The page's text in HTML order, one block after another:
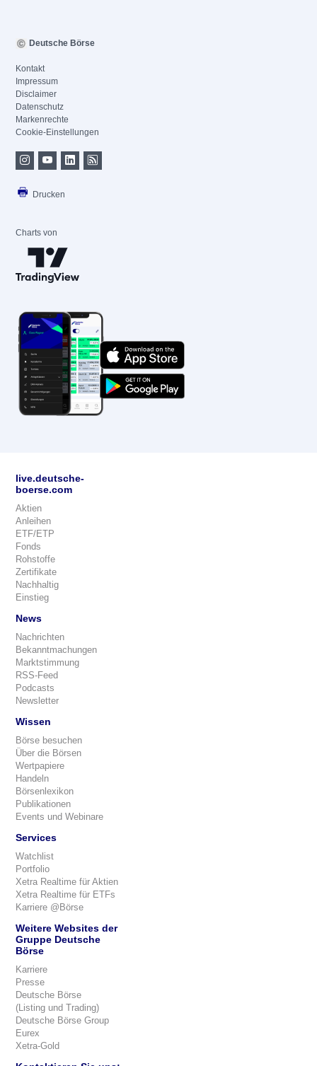
Deutsche Börse
Kontakt
Impressum
Disclaimer
Datenschutz
Markenrechte
Cookie-Einstellungen
Drucken
Charts von
live.deutsche-
boerse.com
Aktien
Anleihen
ETF/ETP
Fonds
Rohstoffe
Zertifikate
Nachhaltig
Einstieg
News
Nachrichten
Bekanntmachungen
Marktstimmung
RSS-Feed
Podcasts
Newsletter
Wissen
Börse besuchen
Über die Börsen
Wertpapiere
Handeln
Börsenlexikon
Publikationen
Events und Webinare
Services
Watchlist
Portfolio
Xetra Realtime für Aktien
Xetra Realtime für ETFs
Karriere @Börse
Weitere Websites der
Gruppe Deutsche
Börse
Karriere
Presse
Deutsche Börse
(Listing und Trading)
Deutsche Börse Group
Eurex
Xetra-Gold